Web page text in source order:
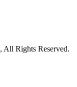
All Rights Reserved.